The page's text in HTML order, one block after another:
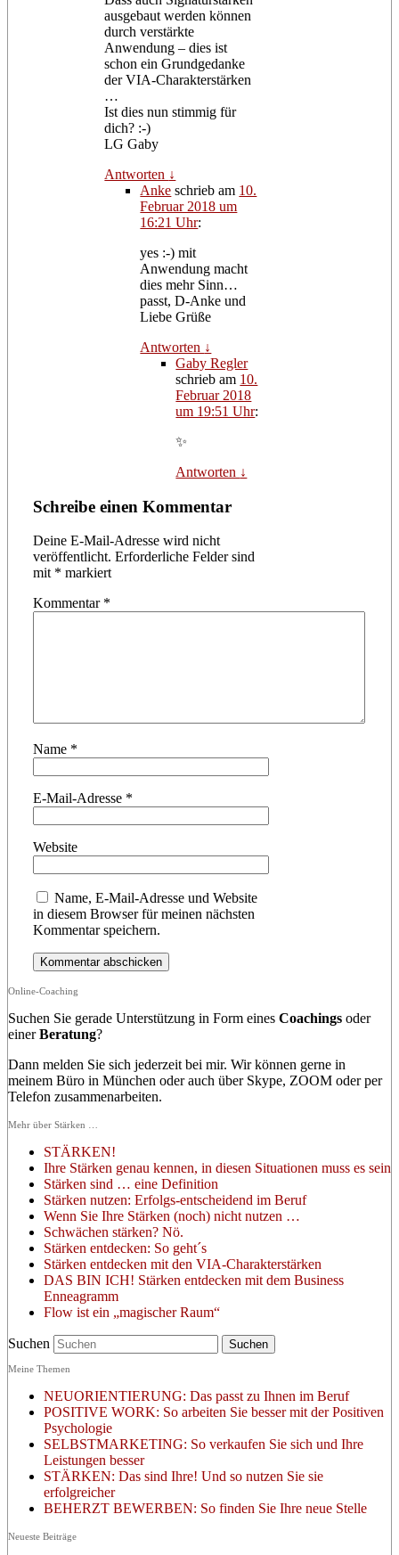
ausgebaut werden können
durch verstärkte
Anwendung – dies ist
schon ein Grundgedanke
der VIA-Charakterstärken
…
Ist dies nun stimmig für
dich? :-)
LG Gaby
Antworten ↓
Anke schrieb am 10.
Februar 2018 um
16:21 Uhr:
yes :-) mit
Anwendung macht
dies mehr Sinn…
passt, D-Anke und
Liebe Grüße
Antworten ↓
Gaby Regler
schrieb am 10.
Februar 2018
um 19:51 Uhr:
✨
Antworten ↓
Schreibe einen Kommentar
Deine E-Mail-Adresse wird nicht
veröffentlicht. Erforderliche Felder sind
mit * markiert
Kommentar *
Name *
E-Mail-Adresse *
Website
Name, E-Mail-Adresse und Website
in diesem Browser für meinen nächsten
Kommentar speichern.
Online-Coaching
Suchen Sie gerade Unterstützung in Form eines Coachings oder
einerBeratung?
Dann melden Sie sich jederzeit bei mir. Wir können gerne in
meinem Büro in München oder auch über Skype, ZOOM oder per
Telefon zusammenarbeiten.
Mehr über Stärken …
STÄRKEN!
Ihre Stärken genau kennen, in diesen Situationen muss es sein
Stärken sind … eine Definition
Stärken nutzen: Erfolgs-entscheidend im Beruf
Wenn Sie Ihre Stärken (noch) nicht nutzen …
Schwächen stärken? Nö.
Stärken entdecken: So geht´s
Stärken entdecken mit den VIA-Charakterstärken
DAS BIN ICH! Stärken entdecken mit dem Business
Enneagramm
Flow ist ein „magischer Raum“
Suchen
Meine Themen
NEUORIENTIERUNG: Das passt zu Ihnen im Beruf
POSITIVE WORK: So arbeiten Sie besser mit der Positiven
Psychologie
SELBSTMARKETING: So verkaufen Sie sich und Ihre
Leistungen besser
STÄRKEN: Das sind Ihre! Und so nutzen Sie sie
erfolgreicher
BEHERZT BEWERBEN: So finden Sie Ihre neue Stelle
Neueste Beiträge